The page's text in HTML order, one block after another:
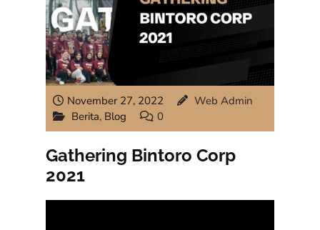
November 27, 2022
Web Admin
Berita, Blog 0
Gathering Bintoro Corp
2021